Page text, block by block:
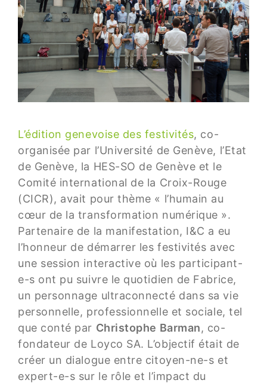
L’édition genevoise des festivités, co-
organisée par l’Université de Genève, l’Etat
de Genève, la HES-SO de Genève et le
Comité international de la Croix-Rouge
(CICR), avait pour thème « l’humain au
cœur de la transformation numérique ».
Partenaire de la manifestation, I&C a eu
l’honneur de démarrer les festivités avec
une session interactive où les participant-
e-s ont pu suivre le quotidien de Fabrice,
un personnage ultraconnecté dans sa vie
personnelle, professionnelle et sociale, tel
que conté par Christophe Barman, co-
fondateur de Loyco SA. L’objectif était de
créer un dialogue entre citoyen-ne-s et
expert-e-s sur le rôle et l’impact du